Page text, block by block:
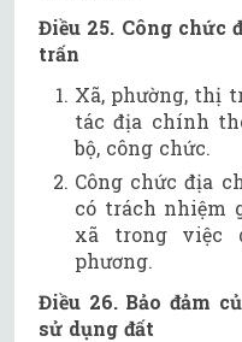
Điều 25. Công chức
trấn
Xã, phường, thị
tác địa chính
bộ, công chức.
Công chức địa
có trách nhiệm
xã trong việc
phương.
Điều 26. Bảo đảm
sử dụng đất